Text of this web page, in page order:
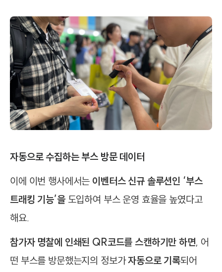
자동으로 수집하는 부스 방문 데이터
이에 이번 행사에서는 이벤터스 신규 솔루션인 ‘부스
트래킹 기능’을 도입하여 부스 운영 효율을 높였다고
해요.
참가자 명찰에 인쇄된 QR코드를 스캔하기만 하면, 어
떤 부스를 방문했는지의 정보가자동으로 기록되어